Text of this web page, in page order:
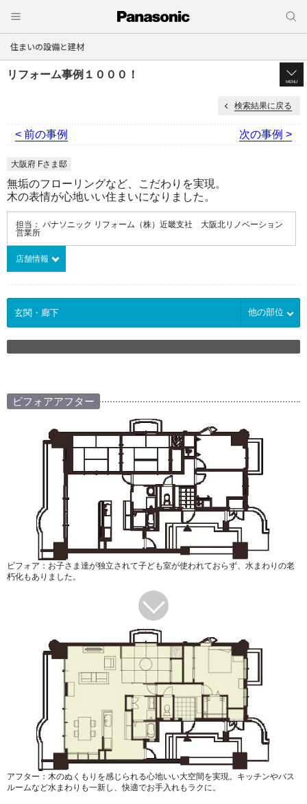
住まいの設備と建材
リフォーム事例１０００！
MENU
検索結果に戻る
< 前の事例 次の事例 >
大阪府 Fさま邸
無垢のフローリングなど、こだわりを実現。
木の表情が心地いい住まいになりました。
担当： パナソニック リフォーム（株）近畿支社 大阪北リノベーション
営業所
店舗情報
他の部位
ビフォアアフター
ビフォア：お子さま達が独立されて子ども室が使われておらず、水まわりの老
朽化もありました。
アフター：木のぬくもりを感じられる心地いい大空間を実現。キッチンやバス
ルームなど水まわりも一新し、快適でお手入れもラクに。